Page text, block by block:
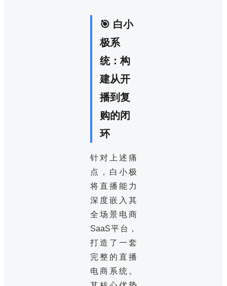
🎯 白小
极系
统：构
建从开
播到复
购的闭
环
针对上述痛
点，白小极
将直播能力
深度嵌入其
全场景电商
SaaS平台，
打造了一套
完整的直播
电商系统。